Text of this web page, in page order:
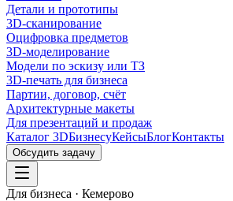
Детали и прототипы
3D-сканирование
Оцифровка предметов
3D-моделирование
Модели по эскизу или ТЗ
3D-печать для бизнеса
Партии, договор, счёт
Архитектурные макеты
Для презентаций и продаж
Каталог 3DБизнесуКейсыБлогКонтакты
Обсудить задачу
Для бизнеса · Кемерово